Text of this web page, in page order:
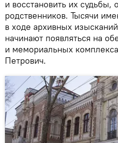
и восстановить их судьбы,
родственников. Тысячи
в ходе архивных
начинают появляться на
и мемориальных
Петрович.